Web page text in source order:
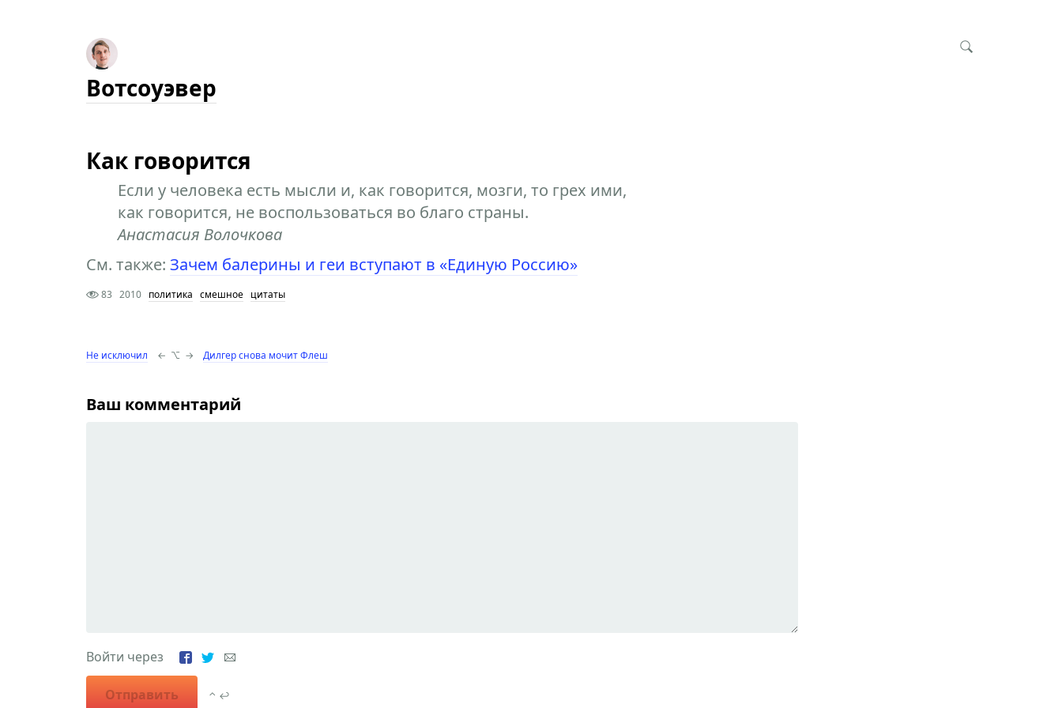
Вотсоуэвер
Как говорится
Если у человека есть мысли и, как говорится, мозги, то грех ими,
как говорится, не воспользоваться во благо страны.
Анастасия Волочкова
См. также: Зачем балерины и геи вступают в «Единую Россию»
83 2010 политика смешное цитаты
Не исключил ← ⌥ → Дилгер снова мочит Флеш
Ваш комментарий
Войти через
Отправить ⌃ ↩